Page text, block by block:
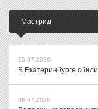
Мастрид
25.07.2026
В Екатеринбурге
08.07.2026